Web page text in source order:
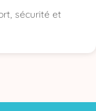
sécurité et